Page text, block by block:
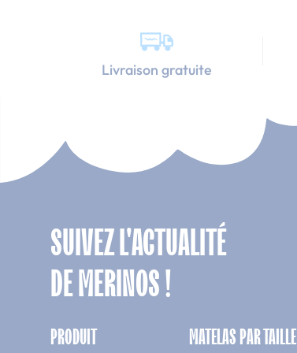
Livraison gratuite
SUIVEZ L'ACTUALITÉ
DE MERINOS !
PRODUIT MATELAS PAR TAILLE